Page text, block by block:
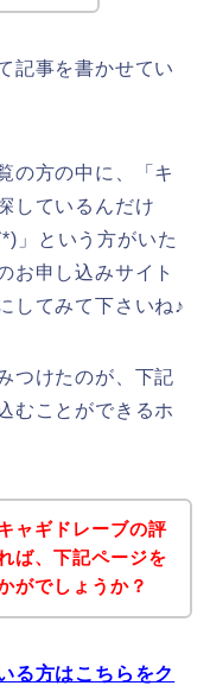
記事を書かせてい
の方の中に、「キ
しているんだけ
」という方がいた
お申し込みサイト
してみて下さいね♪
つけたのが、下記
むことができるホ
ャギドレーブの評
ば、下記ページを
がでしょうか？
る方はこちらをク